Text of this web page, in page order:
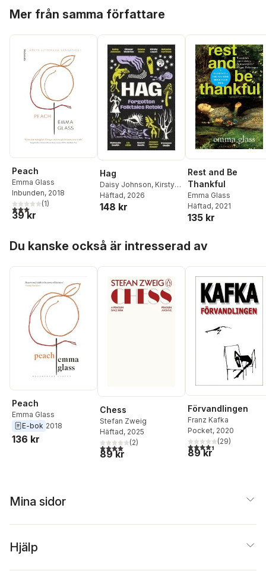
Mer från samma författare
Peach
Emma Glass
Inbunden, 2018
3,0utav 5 stjärnor. Totalt antal röster:
(1)
39 kr
Hag
Daisy Johnson, Kirsty
Logan, Emma Glass
Eimear McBride
Booth
Imogen Hermes Gowar,
Häftad, 2026
148 kr
Rest and Be
Thankful
Emma Glass
Häftad, 2021
135 kr
Du kanske också är intresserad av
Peach
Emma Glass
E-bok 2018
136 kr
Chess
Stefan Zweig
Häftad, 2025
4,0utav 5 stjärnor. Totalt antal röster:
(2)
89 kr
Förvandlingen
Franz Kafka
Pocket, 2020
4,4utav 5 stjärnor.
(29)
89 kr
Mina sidor
Hjälp